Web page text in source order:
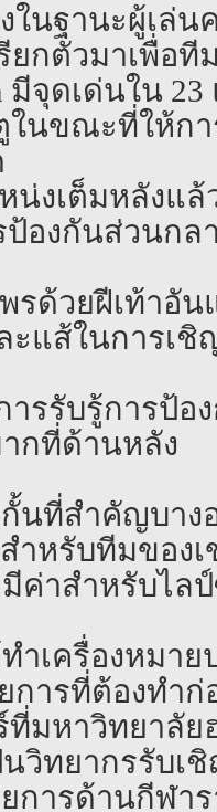
งในฐานะผู้เล่
รียกตัวมาเพื่อ
มีจุดเด่นใน
ในขณะที่ให้กา
งเต็มหลังแล้ว
ป้องกันส่วนก
พรด้วยฝีเท้าอั
ะแส้ในการเ
รรับรู้การป้อ
กที่ด้านหลัง
นที่สำคัญบาง
ำหรับทีมของ
มีค่าสำหรับไ
ำเครื่องหมา
การที่ต้องทำ
ที่มหาวิทยาลัย
วิทยากรรับเ
การด้านกีฬา